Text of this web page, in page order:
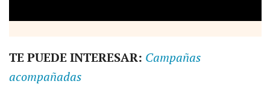
TE PUEDE INTERESAR: Campañas
acompañadas